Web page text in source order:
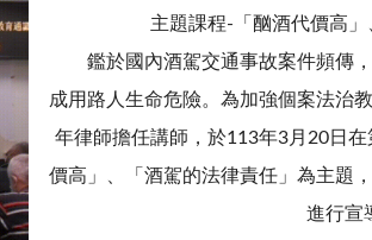
主題課程-「酗酒代價高」
鑑於國內酒駕交通事故案件頻傳，
成用路人生命危險。為加強個案法治
年律師擔任講師，於113年3月20日
價高」、「酒駕的法律責任」為主題
進行宣